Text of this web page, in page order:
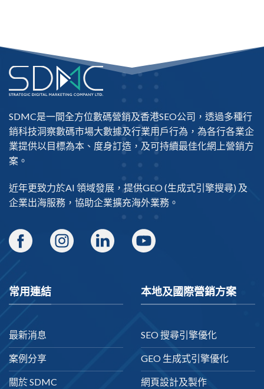
SDMC是一間全方位數碼營銷及香港SEO公司 ，透過多種行
銷科技洞察數碼市場大數據及行業用戶行為，為各行各業企
業提供以目標為本、度身訂造，及可持續最佳化網上營銷方
案。
近年更致力於AI 領域發展，提供GEO(生成式引擎搜尋) 及
企業出海服務，協助企業擴充海外業務。
常用連結
最新消息
案例分享
關於 SDMC
本地及國際營銷方案
SEO 搜尋引擎優化
GEO 生成式引擎優化
網頁設計及製作